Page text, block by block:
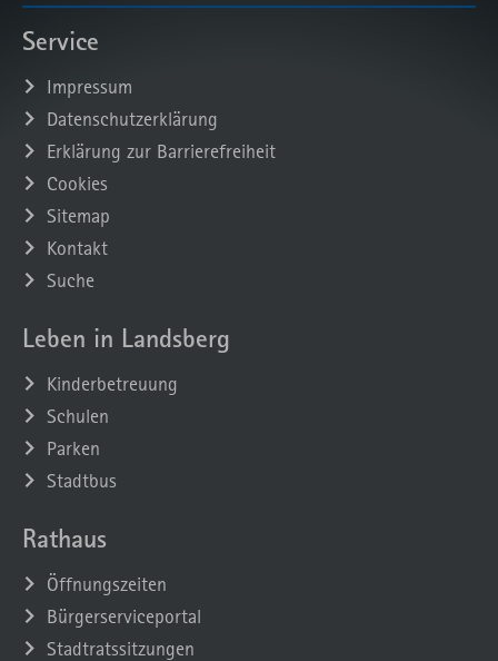
Service
Impressum
Datenschutzerklärung
Erklärung zur Barrierefreiheit
Cookies
Sitemap
Kontakt
Suche
Leben in Landsberg
Kinderbetreuung
Schulen
Parken
Stadtbus
Rathaus
Öffnungszeiten
Bürgerserviceportal
Stadtratssitzungen